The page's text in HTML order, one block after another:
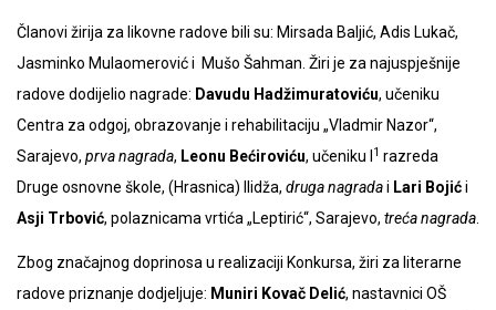
Članovi žirija za likovne radove bili su: Mirsada Baljić, Adis Lukač,
Jasminko Mulaomerović i Mušo Šahman. Žiri je za najuspješnije
radove dodijelio nagrade: Davudu Hadžimuratoviću, učeniku
Centra za odgoj, obrazovanje i rehabilitaciju „Vladmir Nazor“,
Sarajevo, prva nagrada, Leonu Bećiroviću, učeniku I 1 razreda
Druge osnovne škole, (Hrasnica) Ilidža, druga nagradai Lari Bojići
Asji Trbović, polaznicama vrtića „Leptirić“, Sarajevo, treća nagrada
Zbog značajnog doprinosa u realizaciji Konkursa, žiri za literarne
radove priznanje dodjeljuje: Muniri Kovač Delić, nastavnici OŠ